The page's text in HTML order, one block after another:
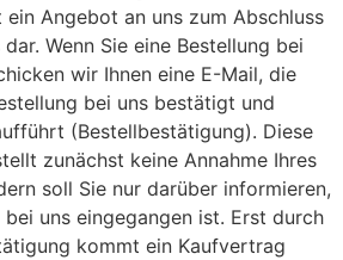
ein Angebot an uns zum Abschluss
Wenn Sie eine Bestellung bei
wir Ihnen eine E-Mail, die
bei uns bestätigt und
(Bestellbestätigung). Diese
zunächst keine Annahme Ihres
soll Sie nur darüber informieren,
uns eingegangen ist. Erst durch
kommt ein Kaufvertrag